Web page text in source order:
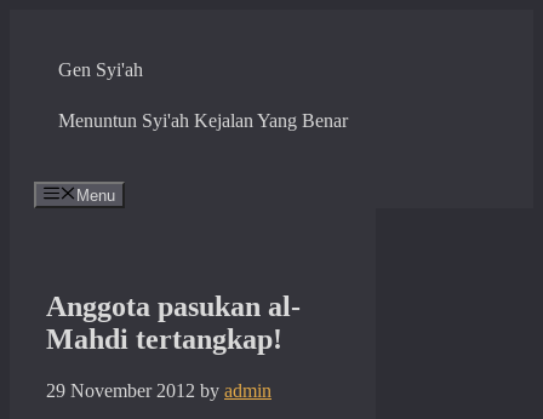
contentGen Syi'ah
Menuntun Syi'ah Kejalan Yang Benar
Menu
Anggota pasukan al-
Mahdi tertangkap!
29 November 2012 by admin